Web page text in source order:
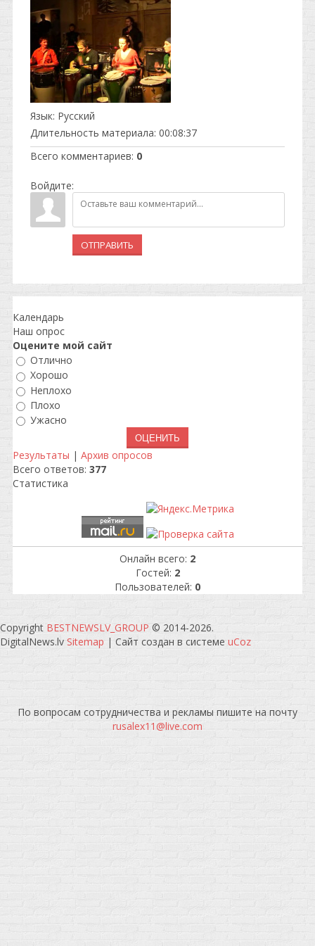
Язык: Русский
Длительность материала: 00:08:37
Всего комментариев: 0
Войдите:
ОТПРАВИТЬ
Календарь
Наш опрос
Оцените мой сайт
Отлично
Хорошо
Неплохо
Плохо
Ужасно
Результаты | Архив опросов
Всего ответов: 377
Статистика
Онлайн всего: 2
Гостей: 2
Пользователей: 0
Copyright BESTNEWSLV_GROUP © 2014-2026.
DigitalNews.lv Sitemap | Сайт создан в системе uCoz
По вопросам сотрудничества и рекламы пишите на почту
rusalex11@live.com